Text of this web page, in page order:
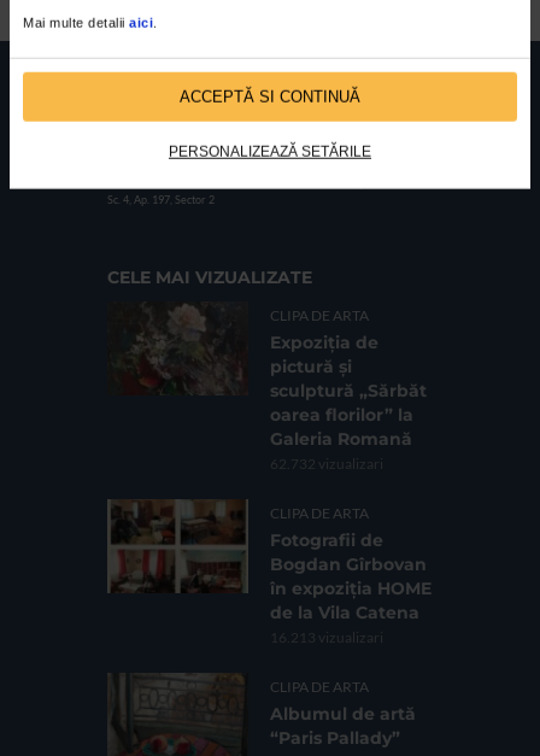
Mai multe detalii aici
ACCEPTĂ SI CONTINUĂ
PERSONALIZEAZĂ SETĂRILE
Sc. 4, Ap. 197, Sector 2
CELE MAI VIZUALIZATE
CLIPA DE ARTA
Expoziția de
pictură și
sculptură „Sărbăt
oarea florilor” la
Galeria Romană
62.732 vizualizari
CLIPA DE ARTA
Fotografii de
Bogdan Gîrbovan
în expoziția HOME
de la Vila Catena
16.213 vizualizari
CLIPA DE ARTA
Albumul de artă
“Paris Pallady”